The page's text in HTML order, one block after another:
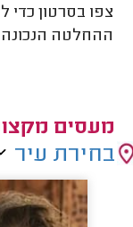
צפו בסרטון כדי
ההחלטה
מעסים
בחירת עיר